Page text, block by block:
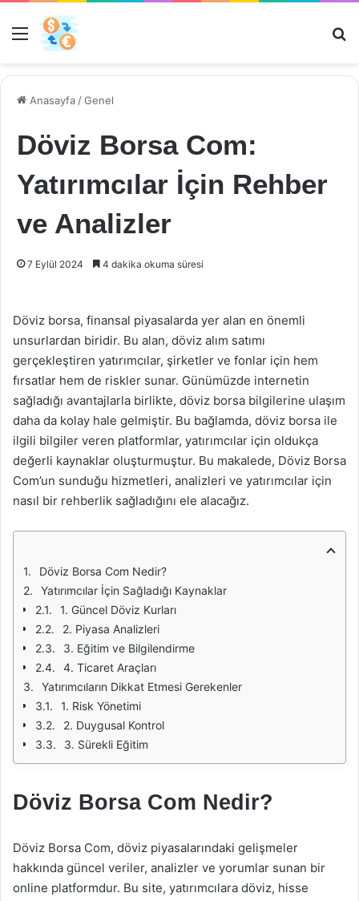
Menü
Anasayfa /Genel
Döviz Borsa Com:
Yatırımcılar İçin Rehber
ve Analizler
7 Eylül 2024 4 dakika okuma süresi
Döviz borsa, finansal piyasalarda yer alan en önemli
unsurlardan biridir. Bu alan, döviz alım satımı
gerçekleştiren yatırımcılar, şirketler ve fonlar için hem
fırsatlar hem de riskler sunar. Günümüzde internetin
sağladığı avantajlarla birlikte, döviz borsa bilgilerine ulaşım
daha da kolay hale gelmiştir. Bu bağlamda, döviz borsa ile
ilgili bilgiler veren platformlar, yatırımcılar için oldukça
değerli kaynaklar oluşturmuştur. Bu makalede, Döviz Borsa
Com’un sunduğu hizmetleri, analizleri ve yatırımcılar için
nasıl bir rehberlik sağladığını ele alacağız.
Döviz Borsa Com Nedir?
Yatırımcılar İçin Sağladığı Kaynaklar
1. Güncel Döviz Kurları
2. Piyasa Analizleri
3. Eğitim ve Bilgilendirme
4. Ticaret Araçları
Yatırımcıların Dikkat Etmesi Gerekenler
1. Risk Yönetimi
2. Duygusal Kontrol
3. Sürekli Eğitim
Döviz Borsa Com Nedir?
Döviz Borsa Com, döviz piyasalarındaki gelişmeler
hakkında güncel veriler, analizler ve yorumlar sunan bir
online platformdur. Bu site, yatırımcılara döviz, hisse